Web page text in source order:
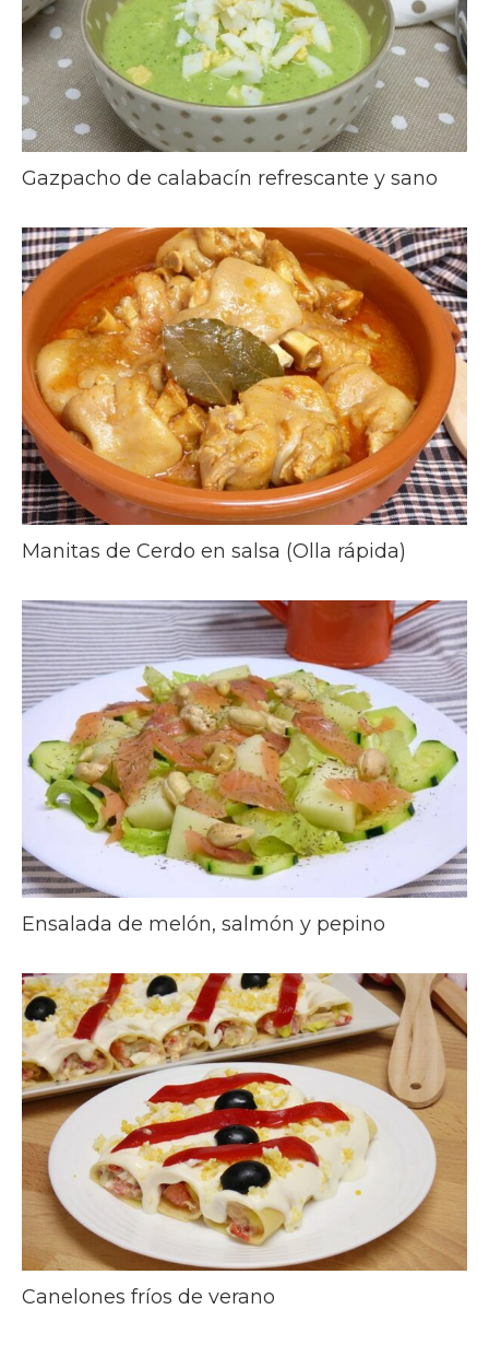
Gazpacho de calabacín refrescante y sano
Manitas de Cerdo en salsa (Olla rápida)
Ensalada de melón, salmón y pepino
Canelones fríos de verano